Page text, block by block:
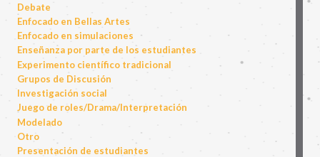
Debate
Enfocado en Bellas Artes
Enfocado en simulaciones
Enseñanza por parte de los estudiantes
Experimento científico tradicional
Grupos de Discusión
Investigación social
Juego de roles/Drama/Interpretación
Modelado
Otro
Presentación de estudiantes